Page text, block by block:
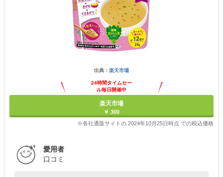
出典： 楽天市場
24時間タイムセー
ル毎日開催中
楽天市場
￥ 300
※各社通販サイトの 2024年10月25日時点 での税込価格
愛用者
口コミ